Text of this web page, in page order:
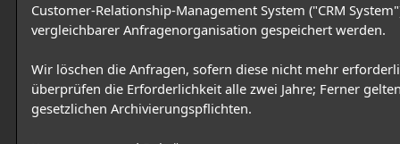
Customer-Relationship-Management System ("CRM
vergleichbarer Anfragenorganisation gespeichert werden.
Wir löschen die Anfragen, sofern diese nicht mehr
überprüfen die Erforderlichkeit alle zwei Jahre; Ferner
gesetzlichen Archivierungspflichten.